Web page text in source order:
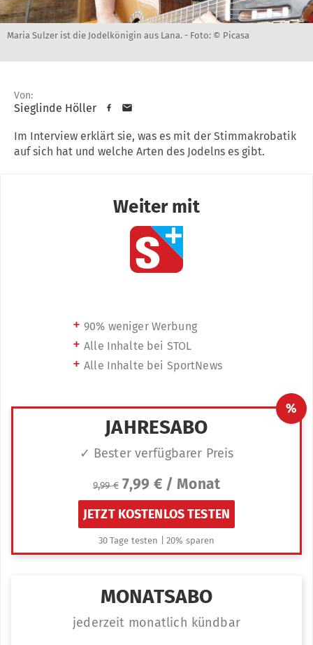
Maria Sulzer ist die Jodelkönigin aus Lana. - Foto: © Picasa
Von:
Sieglinde Höller
Im Interview erklärt sie, was es mit der Stimmakrobatik
auf sich hat und welche Arten des Jodelns es gibt.